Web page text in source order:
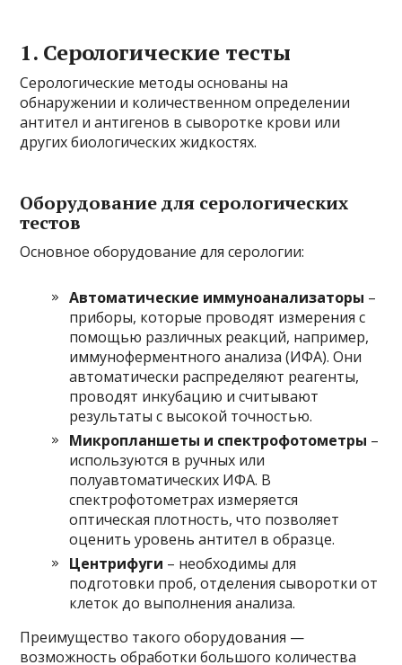
1. Серологические тесты
Серологические методы основаны на
обнаружении и количественном определении
антител и антигенов в сыворотке крови или
других биологических жидкостях.
Оборудование для серологических
тестов
Основное оборудование для серологии:
Автоматические иммуноанализаторы –
приборы, которые проводят измерения с
помощью различных реакций, например,
иммуноферментного анализа (ИФА). Они
автоматически распределяют реагенты,
проводят инкубацию и считывают
результаты с высокой точностью.
Микропланшеты и спектрофотометры –
используются в ручных или
полуавтоматических ИФА. В
спектрофотометрах измеряется
оптическая плотность, что позволяет
оценить уровень антител в образце.
Центрифуги – необходимы для
подготовки проб, отделения сыворотки от
клеток до выполнения анализа.
Преимущество такого оборудования —
возможность обработки большого количества